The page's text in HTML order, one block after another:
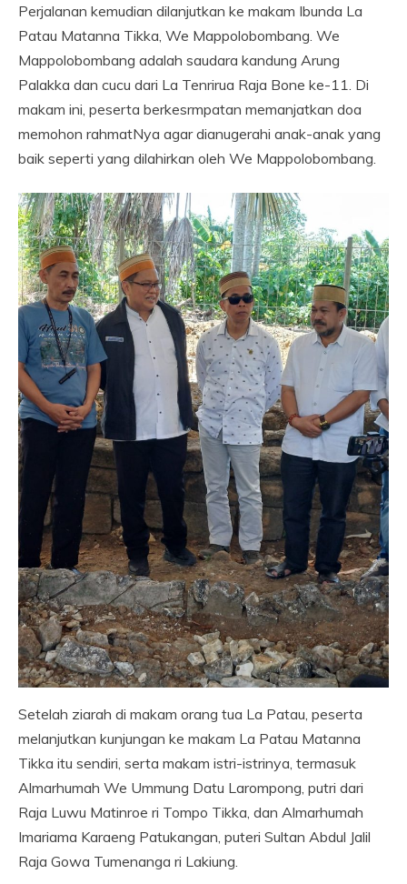
Perjalanan kemudian dilanjutkan ke makam Ibunda La
Patau Matanna Tikka, We Mappolobombang. We
Mappolobombang adalah saudara kandung Arung
Palakka dan cucu dari La Tenrirua Raja Bone ke-11. Di
makam ini, peserta berkesrmpatan memanjatkan doa
memohon rahmatNya agar dianugerahi anak-anak yang
baik seperti yang dilahirkan oleh We Mappolobombang.
Setelah ziarah di makam orang tua La Patau, peserta
melanjutkan kunjungan ke makam La Patau Matanna
Tikka itu sendiri, serta makam istri-istrinya, termasuk
Almarhumah We Ummung Datu Larompong, putri dari
Raja Luwu Matinroe ri Tompo Tikka, dan Almarhumah
Imariama Karaeng Patukangan, puteri Sultan Abdul Jalil
Raja Gowa Tumenanga ri Lakiung.